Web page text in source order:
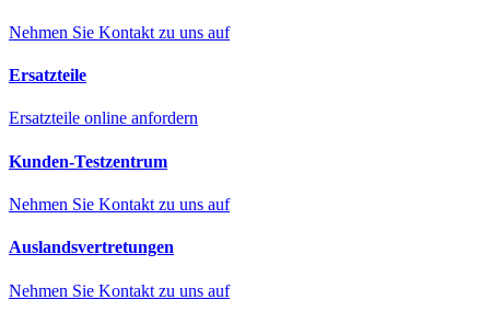
Nehmen Sie Kontakt zu uns auf
Ersatzteile
Ersatzteile online anfordern
Kunden-Testzentrum
Nehmen Sie Kontakt zu uns auf
Auslandsvertretungen
Nehmen Sie Kontakt zu uns auf